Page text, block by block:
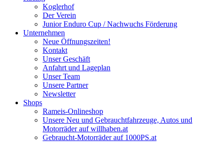
Koglerhof
Der Verein
Junior Enduro Cup / Nachwuchs Förderung
Unternehmen
Neue Öffnungszeiten!
Kontakt
Unser Geschäft
Anfahrt und Lageplan
Unser Team
Unsere Partner
Newsletter
Shops
Rameis-Onlineshop
Unsere Neu und Gebrauchtfahrzeuge, Autos und
Motorräder auf willhaben.at
Gebraucht-Motorräder auf 1000PS.at